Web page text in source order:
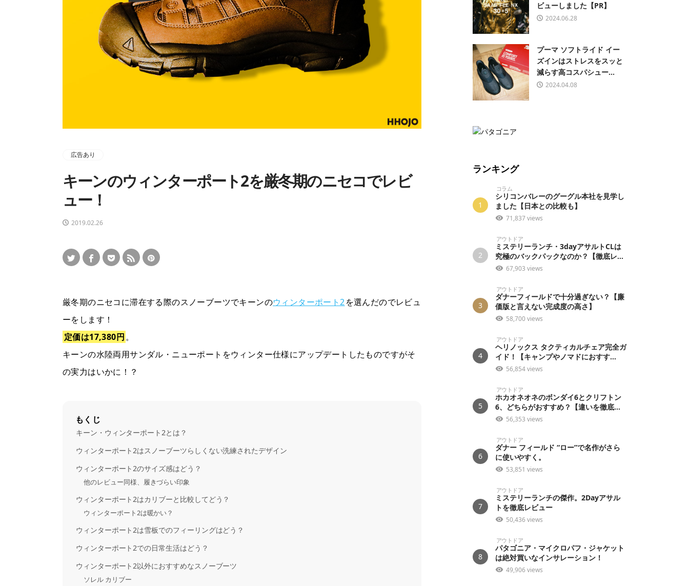
広告あり
キーンのウィンターポート2を厳冬期のニセコでレビ
ュー！
2019.02.26
厳冬期のニセコに滞在する際のスノーブーツでキーンのウィンターポート2を選んだのでレビュ
ーをします！
定価は17,380円。
キーンの水陸両用サンダル・ニューポートをウィンター仕様にアップデートしたものですがそ
の実力はいかに！？
もくじ
キーン・ウィンターポート2とは？
ウィンターポート2はスノーブーツらしくない洗練されたデザイン
ウィンターポート2のサイズ感はどう？
他のレビュー同様、履きづらい印象
ウィンターポート2はカリブーと比較してどう？
ウィンターポート2は暖かい？
ウィンターポート2は雪板でのフィーリングはどう？
ウィンターポート2での日常生活はどう？
ウィンターポート2以外におすすめなスノーブーツ
ソレル カリブー
ビューしました【PR】
2024.06.28
プーマ ソフトライド イー
ズインはストレスをスッと
減らす高コスパシュー...
2024.04.08
ランキング
1
コラム
シリコンバレーのグーグル本社を見学し
ました【日本との比較も】
71,837 views
2
アウトドア
ミステリーランチ・3dayアサルトCLは
究極のバックパックなのか？【徹底レ...
67,903 views
3
アウトドア
ダナーフィールドで十分過ぎない？【廉
価版と言えない完成度の高さ】
58,700 views
4
アウトドア
ヘリノックス タクティカルチェア完全ガ
イド！【キャンプやノマドにおすす...
56,854 views
5
アウトドア
ホカオネオネのボンダイ6とクリフトン
6、どちらがおすすめ？【違いを徹底...
56,353 views
6
アウトドア
ダナー フィールド “ロー”で名作がさら
に使いやすく。
53,851 views
7
アウトドア
ミステリーランチの傑作。2Dayアサル
トを徹底レビュー
50,436 views
8
アウトドア
パタゴニア・マイクロパフ・ジャケット
は絶対買いなインサレーション！
49,906 views